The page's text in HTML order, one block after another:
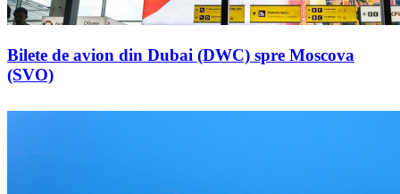
Bilete de avion din Dubai (DWC) spre Moscova
(SVO)